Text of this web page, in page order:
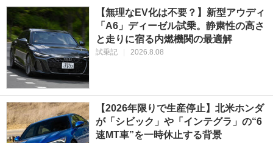
【無理なEV化は不要？】新型アウディ
「A6」ディーゼル試乗。静粛性の高さ
と走りに宿る内燃機関の最適解
試乗記 2026.8.08
【2026年限りで生産停止】北米ホンダ
が「シビック」や「インテグラ」の“6
速MT車”を一時休止する背景